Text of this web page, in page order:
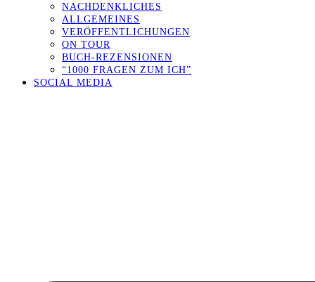
NACHDENKLICHES
ALLGEMEINES
VERÖFFENTLICHUNGEN
ON TOUR
BUCH-REZENSIONEN
“1000 FRAGEN ZUM ICH”
SOCIAL MEDIA